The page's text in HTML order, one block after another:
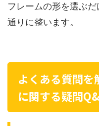
フレームの形を選ぶ
通りに整います。
よくある質問
に関する疑問